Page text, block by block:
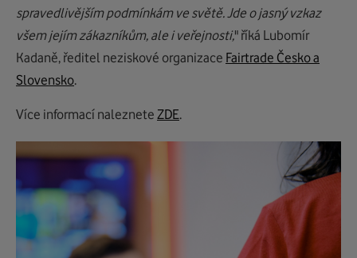
spravedlivějším podmínkám ve světě. Jde o jasný vzkaz
všem jejím zákazníkům, ale i veřejnosti," říká Lubomír
Kadaně, ředitel neziskové organizace Fairtrade Česko a
Slovensko.
Více informací naleznete ZDE.